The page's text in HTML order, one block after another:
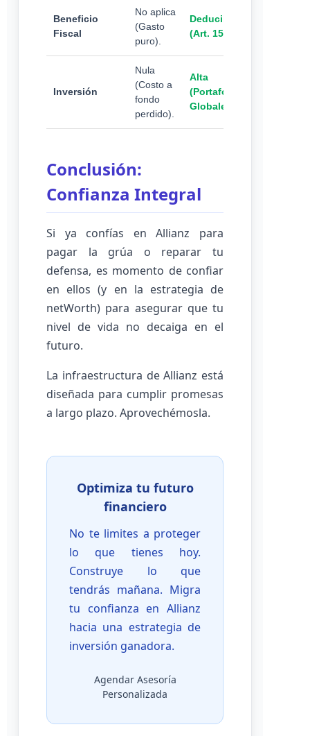
Beneficio
Fiscal
No aplica
(Gasto
puro).
Deducible
(Art. 151).
Inversión
Nula
(Costo a
fondo
perdido).
Alta
(Portafolios
Globales).
Conclusión:
Confianza Integral
Si ya confías en Allianz para
pagar la grúa o reparar tu
defensa, es momento de confiar
en ellos (y en la estrategia de
netWorth) para asegurar que tu
nivel de vida no decaiga en el
futuro.
La infraestructura de Allianz está
diseñada para cumplir promesas
a largo plazo. Aprovechémosla.
Optimiza tu futuro
financiero
No te limites a proteger
lo que tienes hoy.
Construye lo que
tendrás mañana. Migra
tu confianza en Allianz
hacia una estrategia de
inversión ganadora.
Agendar Asesoría
Personalizada